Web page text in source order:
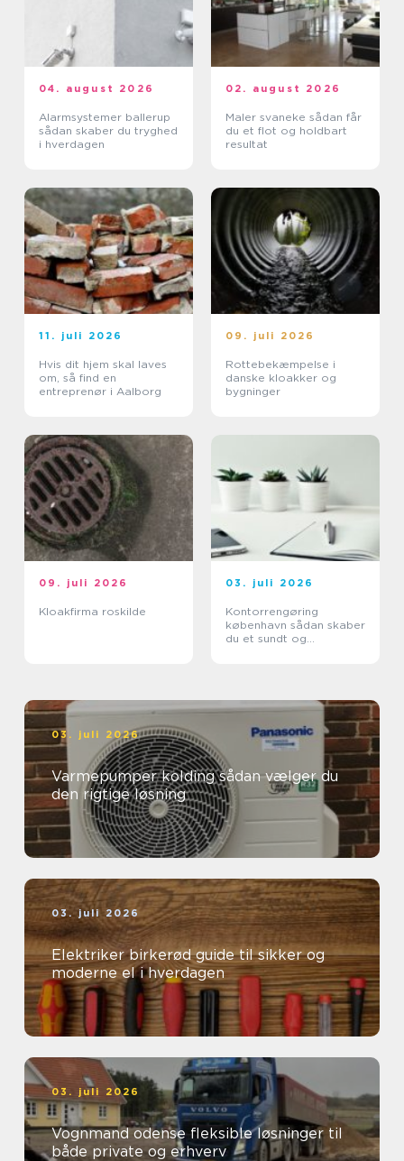
04. august 2026
Alarmsystemer ballerup
sådan skaber du tryghed
i hverdagen
02. august 2026
Maler svaneke sådan får
du et flot og holdbart
resultat
11. juli 2026
Hvis dit hjem skal laves
om, så find en
entreprenør i Aalborg
09. juli 2026
Rottebekæmpelse i
danske kloakker og
bygninger
09. juli 2026
Kloakfirma roskilde
03. juli 2026
Kontorrengøring
københavn sådan skaber
du et sundt og
03. juli 2026
Varmepumper kolding sådan vælger du
den rigtige løsning
03. juli 2026
Elektriker birkerød guide til sikker og
moderne el i hverdagen
03. juli 2026
Vognmand odense fleksible løsninger til
både private og erhverv